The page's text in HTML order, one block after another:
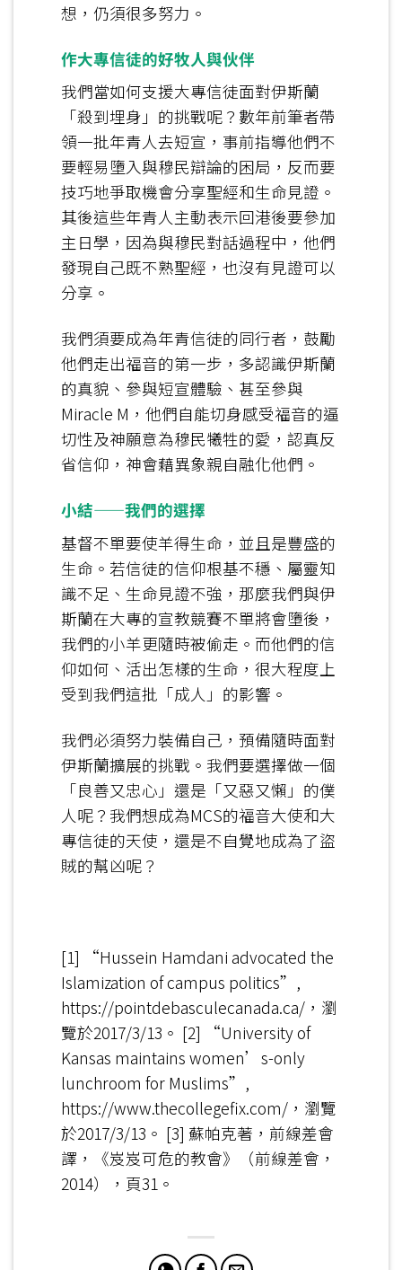
想，仍須很多努力。
作大專信徒的好牧人與伙伴
我們當如何支援大專信徒面對伊斯蘭
「殺到埋身」的挑戰呢？數年前筆者帶
領一批年青人去短宣，事前指導他們不
要輕易墮入與穆民辯論的困局，反而要
技巧地爭取機會分享聖經和生命見證。
其後這些年青人主動表示回港後要參加
主日學，因為與穆民對話過程中，他們
發現自己既不熟聖經，也沒有見證可以
分享。
我們須要成為年青信徒的同行者，鼓勵
他們走出福音的第一步，多認識伊斯蘭
的真貌、參與短宣體驗、甚至參與
Miracle M，他們自能切身感受福音的逼
切性及神願意為穆民犧牲的愛，認真反
省信仰，神會藉異象親自融化他們。
小結——我們的選擇
基督不單要使羊得生命，並且是豐盛的
生命。若信徒的信仰根基不穩、屬靈知
識不足、生命見證不強，那麼我們與伊
斯蘭在大專的宣教競賽不單將會墮後，
我們的小羊更隨時被偷走。而他們的信
仰如何、活出怎樣的生命，很大程度上
受到我們這批「成人」的影響。
我們必須努力裝備自己，預備隨時面對
伊斯蘭擴展的挑戰。我們要選擇做一個
「良善又忠心」還是「又惡又懶」的僕
人呢？我們想成為MCS的福音大使和大
專信徒的天使，還是不自覺地成為了盜
賊的幫凶呢？
[1] “Hussein Hamdani advocated the
Islamization of campus politics”,
https://pointdebasculecanada.ca/，瀏
覽於2017/3/13。 [2] “University of
Kansas maintains women’s-only
lunchroom for Muslims”,
https://www.thecollegefix.com/，瀏覽
於2017/3/13。 [3] 蘇帕克著，前線差會
譯，《岌岌可危的教會》（前線差會，
2014），頁31。